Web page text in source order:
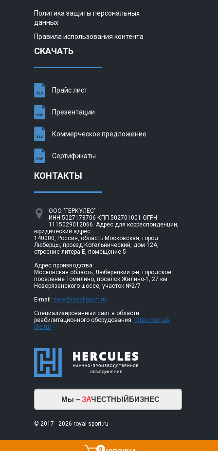
0
Политика защиты персональных
данных
Правила использования контента
СКАЧАТЬ
Прайс лист
Презентации
Коммерческое предложение
Сертификаты
КОНТАКТЫ
ООО "ГЕРКУЛЕС"
ИНН 5027178706 КПП 502701001 ОГРН
1115029012066. Адрес для корреспонденции,
юридический адрес:
140000, Россия, область Московская, город
Люберцы, проезд Котельнический, дом 12А,
строение литера Б, помещение 5
Адрес производства:
Московская область, Люберецкий р-н, городское
поселение Томилино, поселок Жилино-1, 27 км
Новорязанского шоссе, участок №2/7
E-mail: sale@royal-sport.ru
Специализированный сайт в области
реабилитационного оборудования: https://rehab-
life.ru/
Мы – ЗАЧЕСТНЫЙБИЗНЕС
© 2017 - 2026 royal-sport.ru